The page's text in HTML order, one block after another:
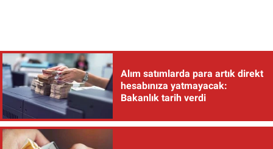
Alım satımlarda para artık direkt
hesabınıza yatmayacak:
Bakanlık tarih verdi